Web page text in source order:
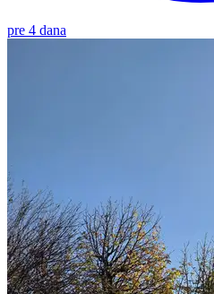
pre 4 dana